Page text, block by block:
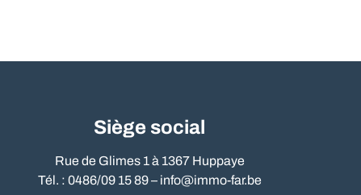
Siège social
Rue de Glimes 1 à 1367 Huppaye
Tél. : 0486/09 15 89 –info@immo-far.be